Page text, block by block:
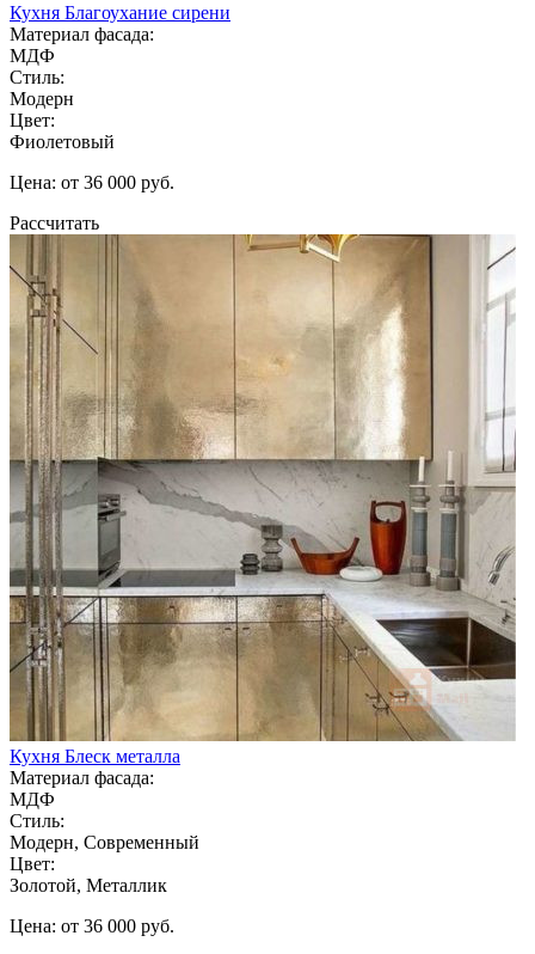
Кухня Благоухание сирени
Материал фасада:
МДФ
Стиль:
Модерн
Цвет:
Фиолетовый
Цена: от 36 000 руб.
Рассчитать
Кухня Блеск металла
Материал фасада:
МДФ
Стиль:
Модерн, Современный
Цвет:
Золотой, Металлик
Цена: от 36 000 руб.